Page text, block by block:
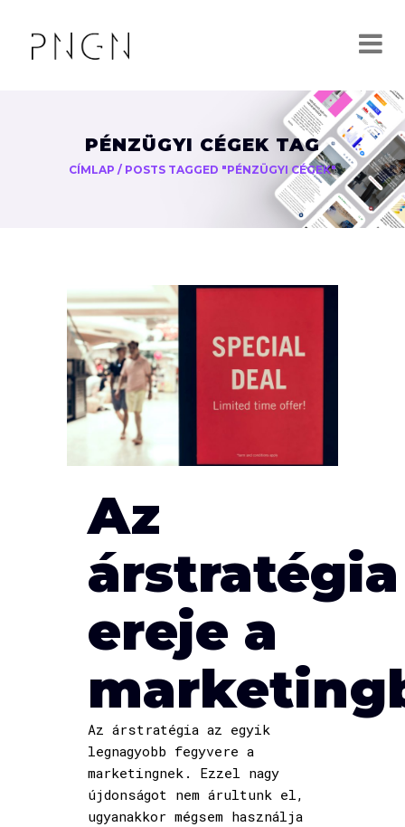
PÉNZÜGYI CÉGEK TAG
CÍMLAP / POSTS TAGGED "PÉNZÜGYI CÉGEK"
Az
árstratégia
ereje a
Az árstratégia az egyik
legnagyobb fegyvere a
marketingnek. Ezzel nagy
újdonságot nem árultunk el,
ugyanakkor mégsem használja